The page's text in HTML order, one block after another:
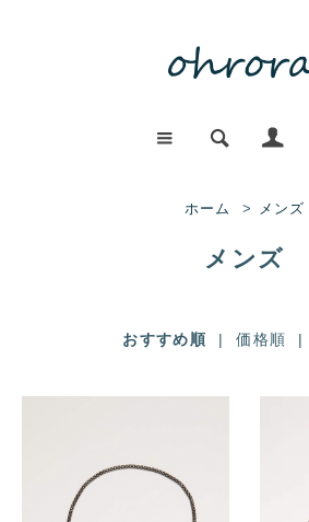
ホーム > メンズ
メンズ
おすすめ順 |価格順 |